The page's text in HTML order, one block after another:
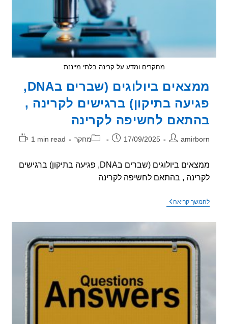
מחקרים ומדע על קרינה בלתי מייננת
ממצאים ביולוגים (שברים בDNA,
בתיקון) ברגישים לקרינה ,
לחשיפה לקרינה
פורסם:
17/09/2025 קטגוריה:
מחקר
זמן
1 min read
ממצאים ביולוגים (שברים בDNA, פגיעה בתיקון) ברגישים
, בהתאם לחשיפה לקרינה
קריאהממצאים
פגיעה
בתיקון)
ברגישים
לקרינה
בהתאם
לחשיפה
לקרינה